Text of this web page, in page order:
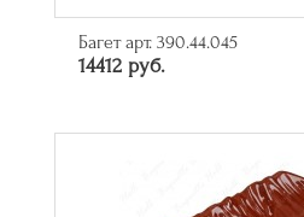
Багет арт. 390.44.045
14412 руб.